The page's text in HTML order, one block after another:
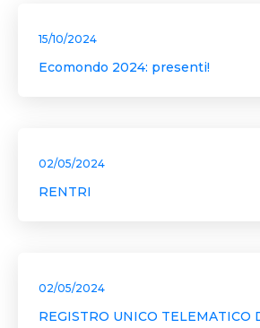
15/10/2024
Ecomondo 2024: presenti!
02/05/2024
RENTRI
02/05/2024
REGISTRO UNICO TELEMATICO